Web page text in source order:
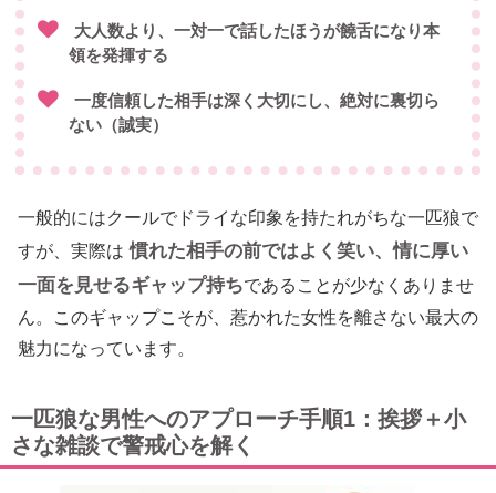
大人数より、一対一で話したほうが饒舌になり本
領を発揮する
一度信頼した相手は深く大切にし、絶対に裏切ら
ない（誠実）
一般的にはクールでドライな印象を持たれがちな一匹狼で
すが、実際は 慣れた相手の前ではよく笑い、情に厚い
一面を見せるギャップ持ちであることが少なくありませ
ん。このギャップこそが、惹かれた女性を離さない最大の
魅力になっています。
一匹狼な男性へのアプローチ手順1：挨拶＋小
さな雑談で警戒心を解く